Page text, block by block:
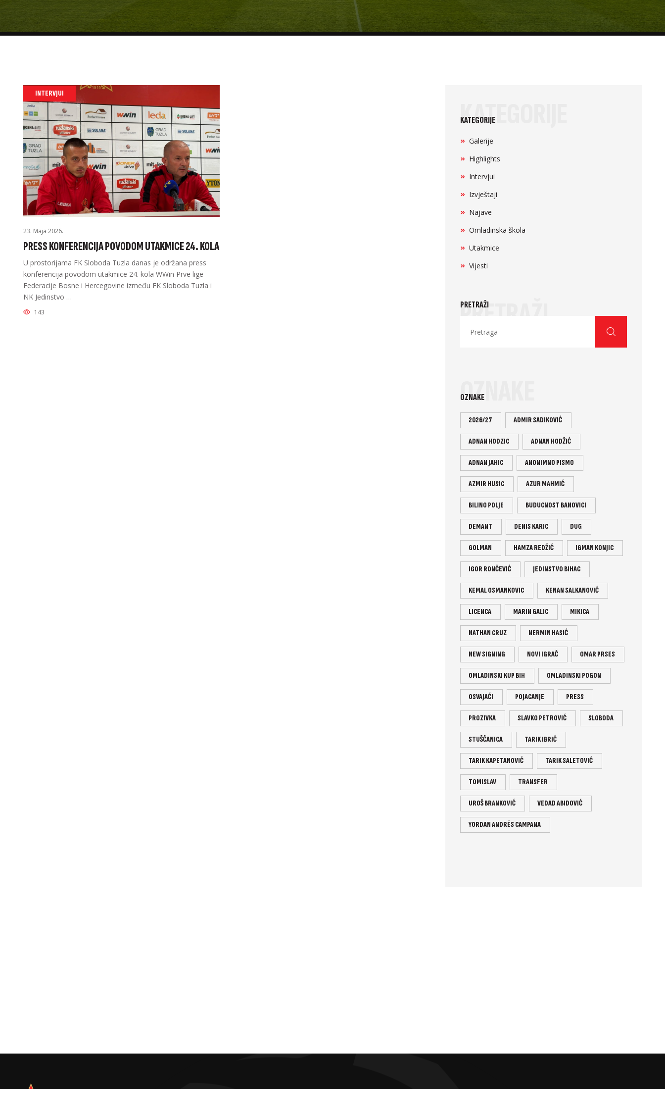
INTERVJUI
23. Maja 2026.
PRESS KONFERENCIJA POVODOM UTAKMICE 24. KOLA
U prostorijama FK Sloboda Tuzla danas je održana press
konferencija povodom utakmice 24. kola WWin Prve lige
Federacije Bosne i Hercegovine između FK Sloboda Tuzla i
NK Jedinstvo …
143
KATEGORIJE
KATEGORIJE
Galerije
Highlights
Intervjui
Izvještaji
Najave
Omladinska škola
Utakmice
Vijesti
PRETRAŽI
PRETRAŽI
OZNAKE
OZNAKE
2026/27 ADMIR SADIKOVIĆ
ADNAN HODZIC ADNAN HODŽIĆ
ADNAN JAHIC ANONIMNO PISMO
AZMIR HUSIC AZUR MAHMIĆ
BILINO POLJE BUDUCNOST BANOVICI
DEMANT DENIS KARIC DUG
GOLMAN HAMZA REDŽIĆ IGMAN KONJIC
IGOR RONČEVIĆ JEDINSTVO BIHAC
KEMAL OSMANKOVIC KENAN SALKANOVIĆ
LICENCA MARIN GALIC MIKICA
NATHAN CRUZ NERMIN HASIĆ
NEW SIGNING NOVI IGRAČ OMAR PRSES
OMLADINSKI KUP BIH OMLADINSKI POGON
OSVAJAČI POJACANJE PRESS
PROZIVKA SLAVKO PETROVIĆ SLOBODA
STUŠČANICA TARIK IBRIĆ
TARIK KAPETANOVIĆ TARIK SALETOVIĆ
TOMISLAV TRANSFER
UROŠ BRANKOVIĆ VEDAD ABIDOVIĆ
YORDAN ANDRÉS CAMPANA